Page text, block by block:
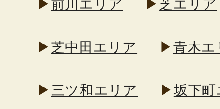
▶前川エリア ▶芝エリア
▶芝中田エリア ▶青木エ
▶ 三ツ和エリア ▶坂下